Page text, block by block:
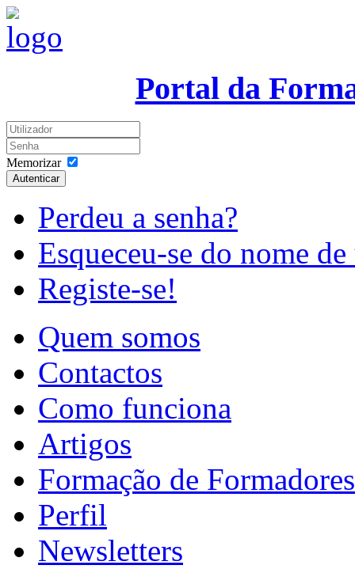
Portal da
Memorizar
Autenticar
Perdeu a senha?
Esqueceu-se do nome
Registe-se!
Quem somos
Contactos
Como funciona
Artigos
Formação de Formadores
Perfil
Newsletters